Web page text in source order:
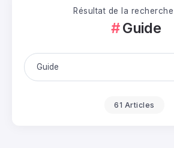
Résultat de la
Guide
61 Articles